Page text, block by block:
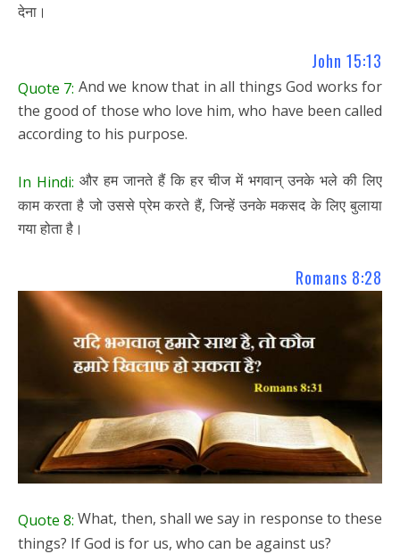
देना।
John 15:13
Quote 7: And we know that in all things God works for
the good of those who love him, who have been called
according to his purpose.
In Hindi: और हम जानते हैं कि हर चीज में भगवान् उनके भले की लिए
काम करता है जो उससे प्रेम करते हैं, जिन्हें उनके मकसद के लिए बुलाया
गया होता है।
Romans 8:28
Quote 8: What, then, shall we say in response to these
things? If God is for us, who can be against us?